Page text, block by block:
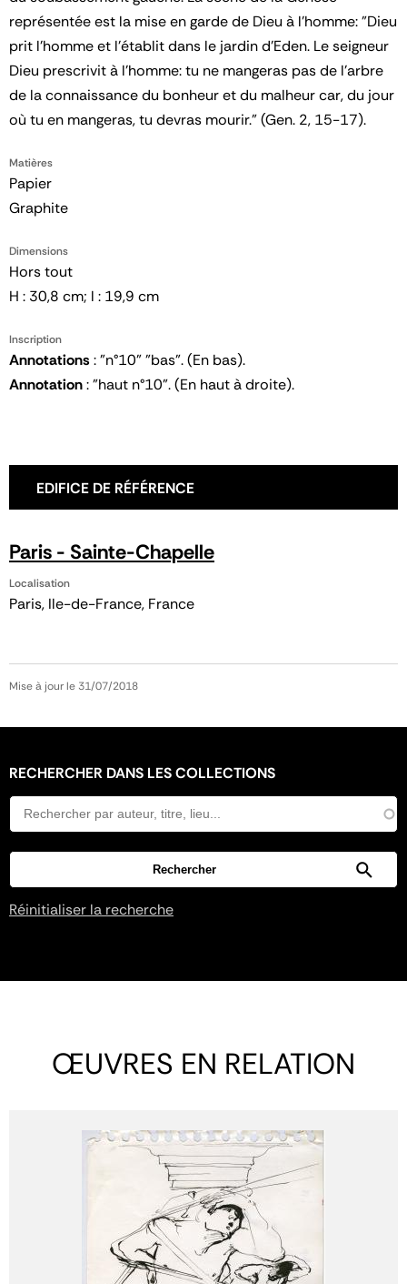
représentée est la mise en garde de Dieu à l'homme: "Dieu
prit l'homme et l'établit dans le jardin d'Eden. Le seigneur
Dieu prescrivit à l'homme: tu ne mangeras pas de l'arbre
de la connaissance du bonheur et du malheur car, du jour
où tu en mangeras, tu devras mourir." (Gen. 2, 15-17).
Matières
Papier
Graphite
Dimensions
Hors tout
H : 30,8 cm; l : 19,9 cm
Inscription
Annotations : "n°10" "bas". (En bas).
Annotation: "haut n°10". (En haut à droite).
EDIFICE DE RÉFÉRENCE
Paris - Sainte-Chapelle
Localisation
Paris, Ile-de-France, France
Mise à jour le 31/07/2018
RECHERCHER DANS LES COLLECTIONS
Réinitialiser la recherche
ŒUVRES EN RELATION